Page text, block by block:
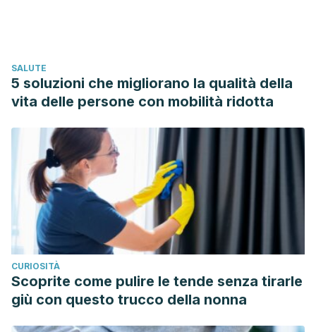
SALUTE
5 soluzioni che migliorano la qualità della
vita delle persone con mobilità ridotta
CURIOSITÀ
Scoprite come pulire le tende senza tirarle
giù con questo trucco della nonna